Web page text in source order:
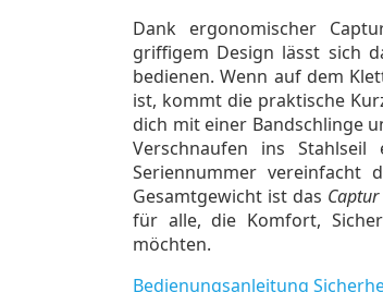
Dank ergonomischer
griffigem Design lässt sich
bedienen. Wenn auf dem
ist, kommt die praktische
dich mit einer Bandschlinge
Verschnaufen ins
Seriennummer vereinfacht
Gesamtgewicht ist das
für alle, die Komfort,
möchten.
Bedienungsanleitung